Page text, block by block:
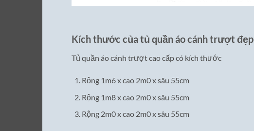
Kích thước của tủ quần áo cánh trượt đẹp
Tủ quần áo cánh trượt cao cấp có kích thước
Rộng 1m6 x cao 2m0 x sâu 55cm
Rộng 1m8 x cao 2m0 x sâu 55cm
Rộng 2m0 x cao 2m0 x sâu 55cm